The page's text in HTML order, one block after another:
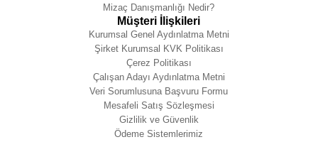
Mizaç Danışmanlığı Nedir?
Müşteri İlişkileri
Kurumsal Genel Aydınlatma Metni
Şirket Kurumsal KVK Politikası
Çerez Politikası
Çalışan Adayı Aydınlatma Metni
Veri Sorumlusuna Başvuru Formu
Mesafeli Satış Sözleşmesi
Gizlilik ve Güvenlik
Ödeme Sistemlerimiz